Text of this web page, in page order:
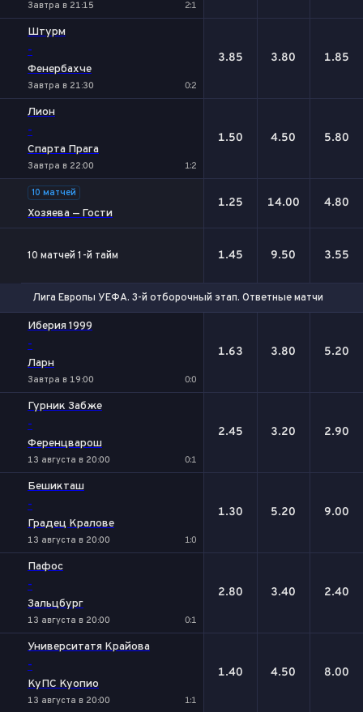
Завтра в 21:15 2:1
Штурм
-
Фенербахче
Завтра в 21:30 0:2
3.85 3.80 1.85
Лион
-
Спарта Прага
Завтра в 22:00 1:2
1.50 4.50 5.80
10 матчей
Хозяева — Гости
1.25 14.00 4.80
10 матчей 1-й тайм 1.45 9.50 3.55
Лига Европы УЕФА. 3-й отборочный этап. Ответные матчи
Иберия 1999
-
Ларн
Завтра в 19:00 0:0
1.63 3.80 5.20
Гурник Забже
-
Ференцварош
13 августа в 20:00 0:1
2.45 3.20 2.90
Бешикташ
-
Градец Кралове
13 августа в 20:00 1:0
1.30 5.20 9.00
Пафос
-
Зальцбург
13 августа в 20:00 0:1
2.80 3.40 2.40
Университатя Крайова
-
КуПС Куопио
13 августа в 20:00 1:1
1.40 4.50 8.00